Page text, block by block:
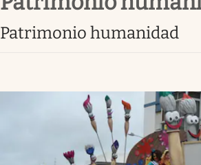
Infotechnology
patrimonio humanidad